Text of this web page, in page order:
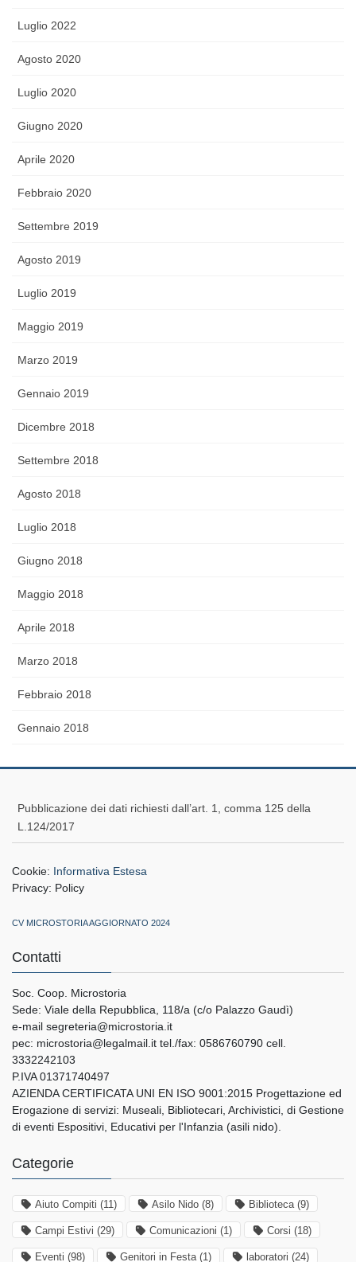
Luglio 2022
Agosto 2020
Luglio 2020
Giugno 2020
Aprile 2020
Febbraio 2020
Settembre 2019
Agosto 2019
Luglio 2019
Maggio 2019
Marzo 2019
Gennaio 2019
Dicembre 2018
Settembre 2018
Agosto 2018
Luglio 2018
Giugno 2018
Maggio 2018
Aprile 2018
Marzo 2018
Febbraio 2018
Gennaio 2018
Pubblicazione dei dati richiesti dall’art. 1, comma 125 della
L.124/2017
Cookie: Informativa Estesa
Privacy: Policy
CV MICROSTORIA AGGIORNATO 2024
Contatti
Soc. Coop. Microstoria
Sede: Viale della Repubblica, 118/a (c/o Palazzo Gaudì)
e-mail segreteria@microstoria.it
pec: microstoria@legalmail.it tel./fax: 0586760790 cell.
3332242103
P.IVA 01371740497
AZIENDA CERTIFICATA UNI EN ISO 9001:2015 Progettazione ed
Erogazione di servizi: Museali, Bibliotecari, Archivistici, di Gestione
di eventi Espositivi, Educativi per l'Infanzia (asili nido).
Categorie
Aiuto Compiti (11) Asilo Nido (8) Biblioteca(9)
Campi Estivi (29) Comunicazioni (1) Corsi (18)
Eventi (98) Genitori in Festa(1) laboratori (24)